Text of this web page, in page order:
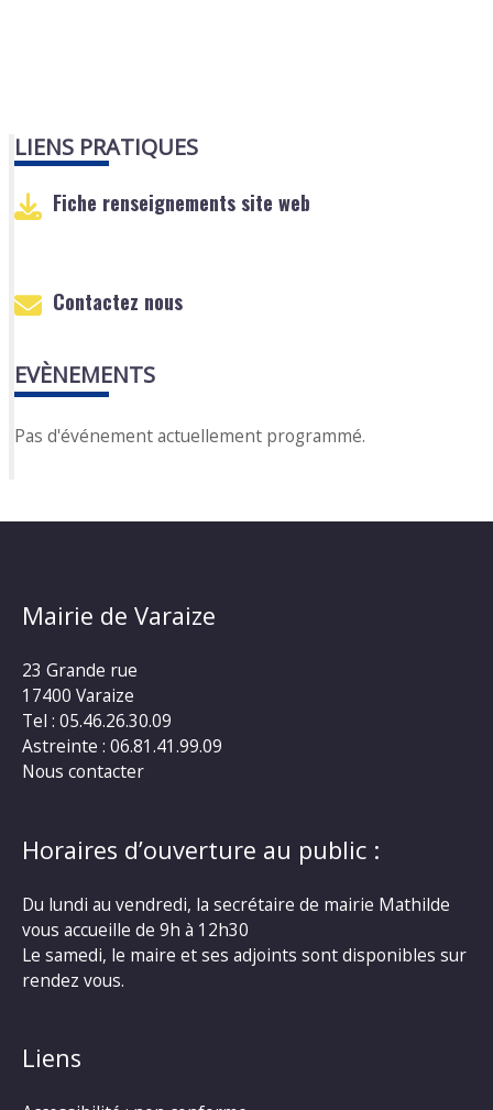
LIENS PRATIQUES
Fiche renseignements site web
Contactez nous
EVÈNEMENTS
Pas d'événement actuellement programmé.
Mairie de Varaize
23 Grande rue
17400 Varaize
Tel : 05.46.26.30.09
Astreinte : 06.81.41.99.09
Nous contacter
Horaires d’ouverture au public :
Du lundi au vendredi, la secrétaire de mairie Mathilde
vous accueille de 9h à 12h30
Le samedi, le maire et ses adjoints sont disponibles sur
rendez vous.
Liens